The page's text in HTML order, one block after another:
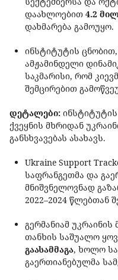
დაახლოებით 4.2
დახმარება გამოუყო.
ინსტიტუტის
ამჟამინდელი
საკმარისი, რომ
შემცირებით
დეტალები: ინსტიტუტის
ქვეყნის მხრიდან
განსხვავებას ასახავს.
Ukraine Support
საფრანგეთმა და
მნიშვნელოვნად
2022–2024 წლებთან
გერმანიამ
თანხის საშუალო
გაასამმაგა, ხოლო
გაერთიანებულმა